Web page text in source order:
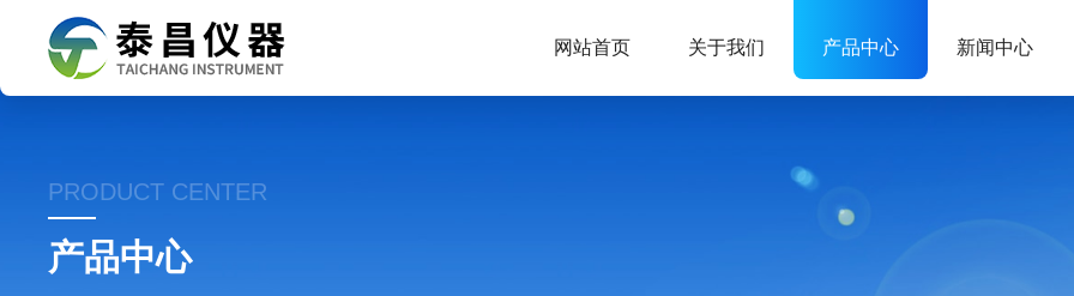
网站首页 关于我们 产品中心 新闻中心
PRODUCT CENTER
产品中心